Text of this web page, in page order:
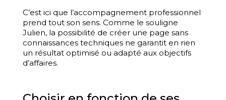
C’est ici que l’accompagnement professionnel
prend tout son sens. Comme le souligne
Julien, la possibilité de créer une page sans
connaissances techniques ne garantit en rien
un résultat optimisé ou adapté aux objectifs
d’affaires.